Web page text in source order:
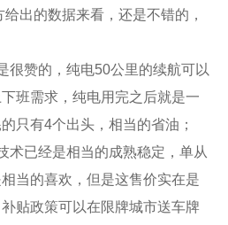
出的数据来看，还是不错的，
很赞的，纯电50公里的续航可以
班需求，纯电用完之后就是一
只有4个出头，相当的省油；
术已经是相当的成熟稳定，单从
当的喜欢，但是这售价实在是
贴政策可以在限牌城市送车牌